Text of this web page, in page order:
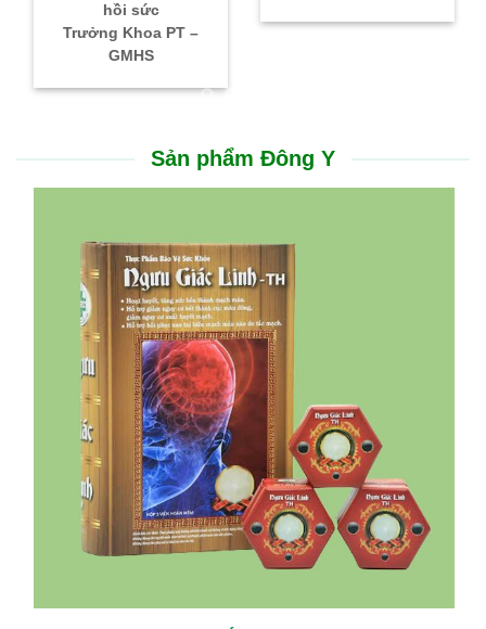
hồi sức
Trưởng Khoa PT –
GMHS
Sản phẩm Đông Y